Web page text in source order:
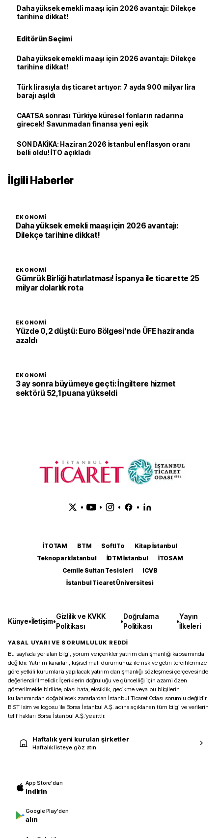
Daha yüksek emekli maaşı için 2026 avantajı: Dilekçe
tarihine dikkat!
Editörün Seçimi
Daha yüksek emekli maaşı için 2026 avantajı: Dilekçe
tarihine dikkat!
Türk lirasıyla dış ticaret artıyor: 7 ayda 900 milyar lira
barajı aşıldı
CAATSA sonrası Türkiye küresel fonların radarına
girecek! Savunmadan finansa yeni eşik
SON DAKİKA: Haziran 2026 İstanbul enflasyon oranı
belli oldu! İTO açıkladı
İlgili Haberler
EKONOMI
Daha yüksek emekli maaşı için 2026 avantajı:
Dilekçe tarihine dikkat!
EKONOMI
Gümrük Birliği hatırlatması! İspanya ile ticarette 25
milyar dolarlık rota
EKONOMI
Yüzde 0,2 düştü: Euro Bölgesi’nde ÜFE haziranda
azaldı
EKONOMI
3 ay sonra büyümeye geçti: İngiltere hizmet
sektörü 52,1 puana yükseldi
• • • •
İTOTAM BTM SoftITo
Kitap İstanbul
Teknopark İstanbul
İDTM İstanbul
İTOSAM
Cemile Sultan Tesisleri
ICVB
İstanbul Ticaret Üniversitesi
Künye•İletişim•
Gizlilik ve KVKK
Politikası
•
Doğrulama
Politikası
•
Yayın
İlkeleri
YASAL UYARI VE SORUMLULUK REDDİ
Bu sayfada yer alan bilgi, yorum ve içerikler yatırım danışmanlığı kapsamında
değildir. Yatırım kararları, kişisel mali durumunuz ile risk ve getiri tercihlerinize
göre yetkili kurumlarla yapılacak yatırım danışmanlığı sözleşmesi çerçevesinde
değerlendirilmelidir. İçeriklerin doğruluğu ve güncelliği için azami özen
gösterilmekle birlikte, olası hata, eksiklik, gecikme veya bu bilgilerin
kullanımından doğabilecek zararlardan İstanbul Ticaret Odası sorumlu değildir.
BIST isim ve logosu ile Borsa İstanbul A.Ş. adına açıklanan tüm bilgi ve verilerin
telif hakları Borsa İstanbul A.Ş.’ye aittir.
Haftalık yeni kurulan şirketler
Haftalık listeye göz atın
App Store'dan
indirin
Google Play'den
alın